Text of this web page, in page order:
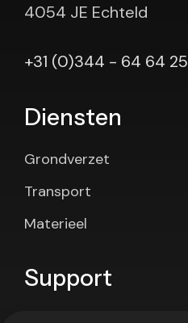
4054 JE Echteld
+31 (0)344 - 64 64 25
Diensten
Grondverzet
Transport
Materieel
Support